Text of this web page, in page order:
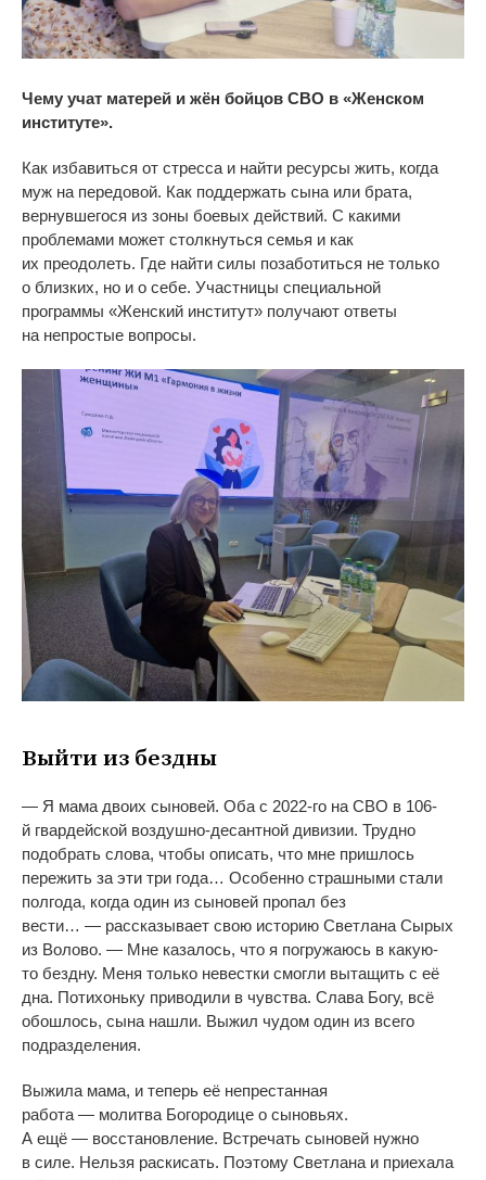
Чему учат матерей и жён бойцов СВО в «Женском
институте».
Как избавиться от стресса и найти ресурсы жить, когда
муж на передовой. Как поддержать сына или брата,
вернувшегося из зоны боевых действий. С какими
проблемами может столкнуться семья и как
их преодолеть. Где найти силы позаботиться не только
о близких, но и о себе. Участницы специальной
программы «Женский институт» получают ответы
на непростые вопросы.
Выйти из бездны
— Я мама двоих сыновей. Оба с 2022-го на СВО в 106-
й гвардейской воздушно-десантной дивизии. Трудно
подобрать слова, чтобы описать, что мне пришлось
пережить за эти три года… Особенно страшными стали
полгода, когда один из сыновей пропал без
вести… — рассказывает свою историю Светлана Сырых
из Волово. — Мне казалось, что я погружаюсь в какую-
то бездну. Меня только невестки смогли вытащить с её
дна. Потихоньку приводили в чувства. Слава Богу, всё
обошлось, сына нашли. Выжил чудом один из всего
подразделения.
Выжила мама, и теперь её непрестанная
работа — молитва Богородице о сыновьях.
А ещё — восстановление. Встречать сыновей нужно
в силе. Нельзя раскисать. Поэтому Светлана и приехала